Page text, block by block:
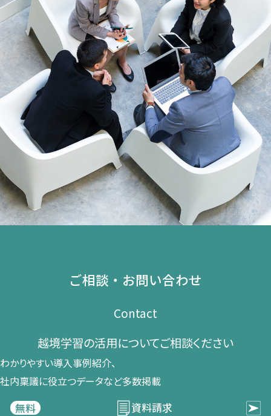
ご相談・お問い合わせ
Contact
越境学習の​活用に​ついて​ご相談ください​
わかりやすい導入事例紹介、​
社内稟議に​役立つデータなど​多数掲載
無料
資料請求